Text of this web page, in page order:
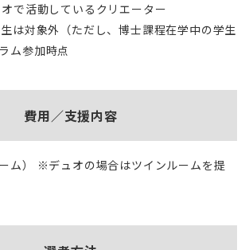
で活動しているクリエーター
は対象外（ただし、博士課程在学中の学生
ム参加時点
費用／支援内容
ム） ※デュオの場合はツインルームを提